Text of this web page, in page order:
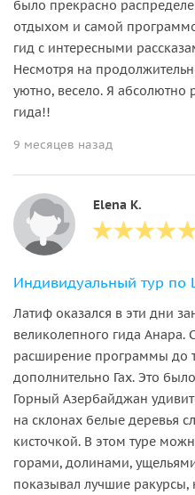
было прекрасно
отдыхом и самой
гид с интересными
Несмотря на
уютно, весело. Я абсолютно
гида!!
9 месяцев назад
Elena K.
Латиф оказался в эти дни
великолепного гида Анара.
расширение программы до
дополнительно Гах. Это
Горный Азербайджан
на склонах белые деревья
кисточкой. В этом туре
горами, долинами,
показывал лучшие ракурсы,